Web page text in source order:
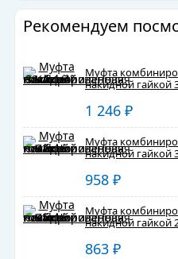
Рекомендуем
Муфта
накидной гайкой
1 246 ₽
Муфта
накидной гайкой
958 ₽
Муфта
накидной гайкой
863 ₽